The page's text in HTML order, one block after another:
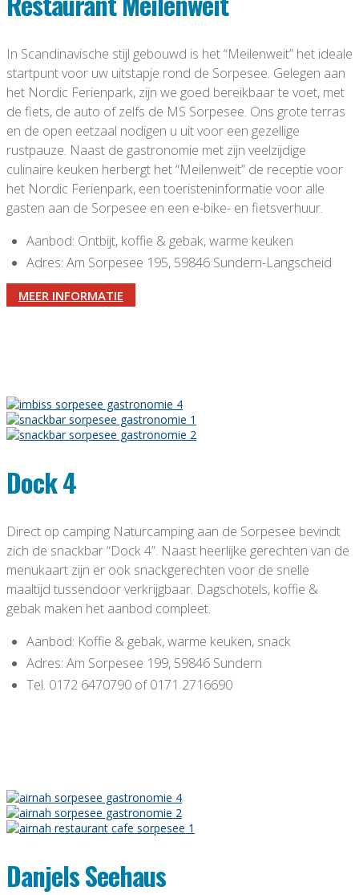
In Scandinavische stijl gebouwd is het “Meilenweit” het ideale
startpunt voor uw uitstapje rond de Sorpesee. Gelegen aan
het Nordic Ferienpark, zijn we goed bereikbaar te voet, met
de fiets, de auto of zelfs de MS Sorpesee. Ons grote terras
en de open eetzaal nodigen u uit voor een gezellige
rustpauze. Naast de gastronomie met zijn veelzijdige
culinaire keuken herbergt het “Meilenweit” de receptie voor
het Nordic Ferienpark, een toeristeninformatie voor alle
gasten aan de Sorpesee en een e-bike- en fietsverhuur.
Aanbod: Ontbijt, koffie & gebak, warme keuken
Adres: Am Sorpesee 195, 59846 Sundern-Langscheid
MEER INFORMATIE
Dock 4
Direct op camping Naturcamping aan de Sorpesee bevindt
zich de snackbar “Dock 4”. Naast heerlijke gerechten van de
menukaart zijn er ook snackgerechten voor de snelle
maaltijd tussendoor verkrijgbaar. Dagschotels, koffie &
gebak maken het aanbod compleet.
Aanbod: Koffie & gebak, warme keuken, snack
Adres: Am Sorpesee 199, 59846 Sundern
Tel. 0172 6470790 of 0171 2716690
Danjels Seehaus